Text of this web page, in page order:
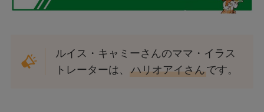
ルイス・キャミーさんのママ・イラス
トレーターは、ハリオアイさんです。